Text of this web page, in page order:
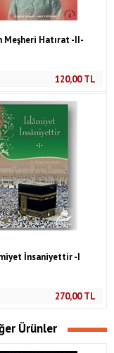
Meşheri Hatırat -II-
120,00TL
İnsaniyettir -I
270,00TL
Ürünler